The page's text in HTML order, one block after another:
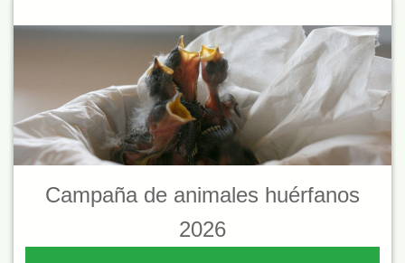
Campaña de animales huérfanos
2026